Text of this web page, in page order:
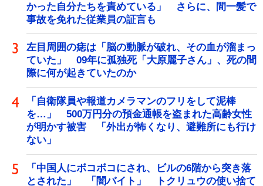
かった自分たちを責めている」 さらに、間一髪で
事故を免れた従業員の証言も
左目周囲の痣は「脳の動脈が破れ、その血が溜まっ
ていた」 09年に孤独死「大原麗子さん」、死の間
際に何が起きていたのか
「自衛隊員や報道カメラマンのフリをして泥棒
を…」 500万円分の預金通帳を盗まれた高齢女性
が明かす被害 「外出が怖くなり、避難所にも行け
ない」
「中国人にボコボコにされ、ビルの6階から突き落
とされた」 「闇バイト」 トクリュウの使い捨て